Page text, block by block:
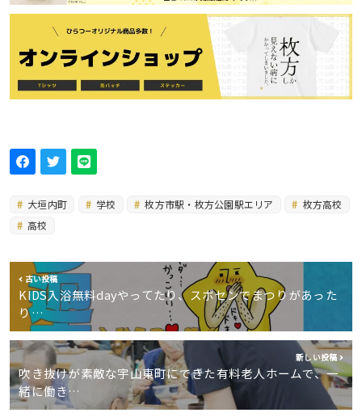
大垣内町 学校 枚方市駅・枚方公園駅エリア
枚方高校
高校
古い投稿
KIDS入浴無料dayやってたり、スポセンでまつりがあった
り…
新しい投稿
吹き抜けが素敵な宇山東町にできた有料老人ホームで、一
緒に働き…